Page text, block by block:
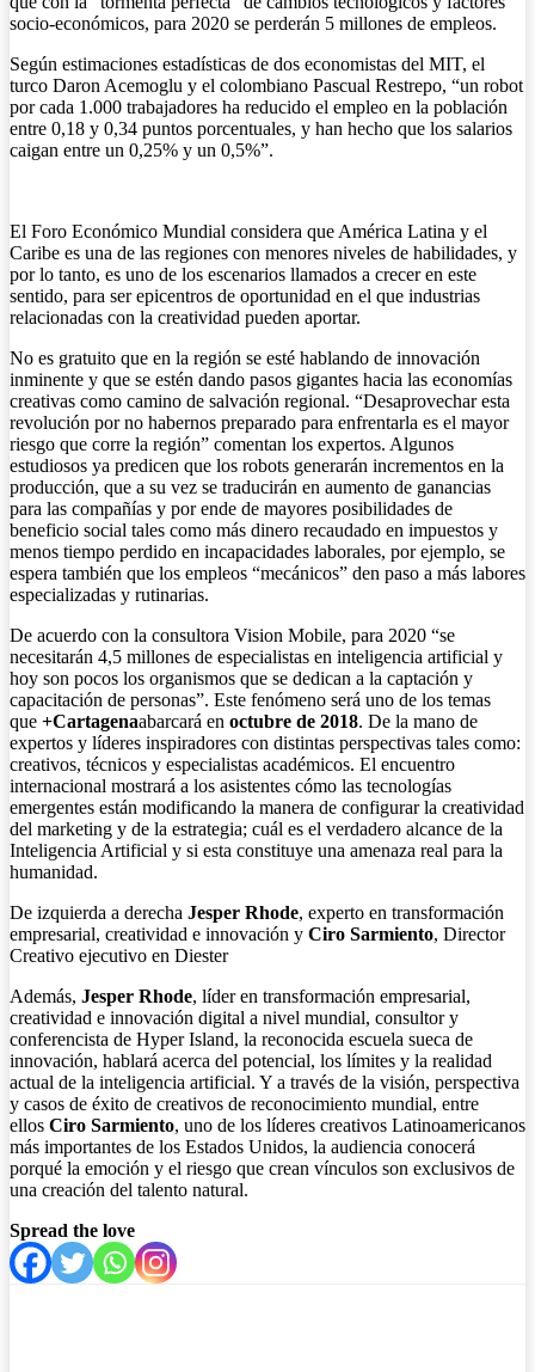
socio-económicos, para 2020 se perderán 5 millones de empleos.
Según estimaciones estadísticas de dos economistas del MIT, el
turco Daron Acemoglu y el colombiano Pascual Restrepo, “un robot
por cada 1.000 trabajadores ha reducido el empleo en la población
entre 0,18 y 0,34 puntos porcentuales, y han hecho que los salarios
caigan entre un 0,25% y un 0,5%”.
El Foro Económico Mundial considera que América Latina y el
Caribe es una de las regiones con menores niveles de habilidades, y
por lo tanto, es uno de los escenarios llamados a crecer en este
sentido, para ser epicentros de oportunidad en el que industrias
relacionadas con la creatividad pueden aportar.
No es gratuito que en la región se esté hablando de innovación
inminente y que se estén dando pasos gigantes hacia las economías
creativas como camino de salvación regional. “Desaprovechar esta
revolución por no habernos preparado para enfrentarla es el mayor
riesgo que corre la región” comentan los expertos. Algunos
estudiosos ya predicen que los robots generarán incrementos en la
producción, que a su vez se traducirán en aumento de ganancias
para las compañías y por ende de mayores posibilidades de
beneficio social tales como más dinero recaudado en impuestos y
menos tiempo perdido en incapacidades laborales, por ejemplo, se
espera también que los empleos “mecánicos” den paso a más labores
especializadas y rutinarias.
De acuerdo con la consultora Vision Mobile, para 2020 “se
necesitarán 4,5 millones de especialistas en inteligencia artificial y
hoy son pocos los organismos que se dedican a la captación y
capacitación de personas”. Este fenómeno será uno de los temas
que +Cartagenaabarcará en octubre de 2018. De la mano de
expertos y líderes inspiradores con distintas perspectivas tales como:
creativos, técnicos y especialistas académicos. El encuentro
internacional mostrará a los asistentes cómo las tecnologías
emergentes están modificando la manera de configurar la creatividad
del marketing y de la estrategia; cuál es el verdadero alcance de la
Inteligencia Artificial y si esta constituye una amenaza real para la
humanidad.
De izquierda a derecha Jesper Rhode, experto en transformación
empresarial, creatividad e innovación y Ciro Sarmiento, Director
Creativo ejecutivo en Diester
Además, Jesper Rhode, líder en transformación empresarial,
creatividad e innovación digital a nivel mundial, consultor y
conferencista de Hyper Island, la reconocida escuela sueca de
innovación, hablará acerca del potencial, los límites y la realidad
actual de la inteligencia artificial. Y a través de la visión, perspectiva
y casos de éxito de creativos de reconocimiento mundial, entre
ellos Ciro Sarmiento, uno de los líderes creativos Latinoamericanos
más importantes de los Estados Unidos, la audiencia conocerá
porqué la emoción y el riesgo que crean vínculos son exclusivos de
una creación del talento natural.
Spread the love